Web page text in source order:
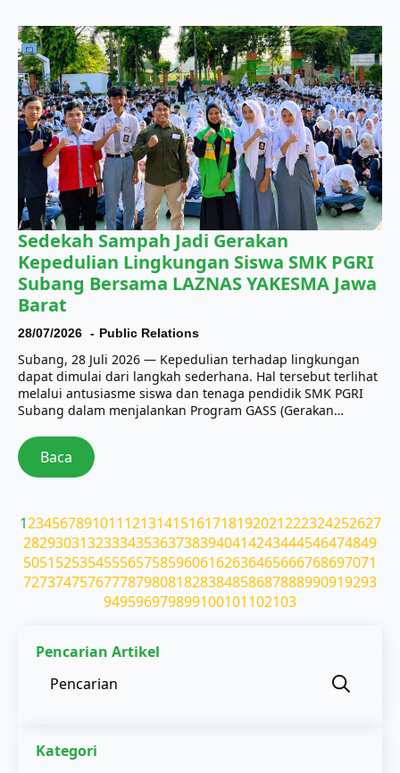
Sedekah Sampah Jadi Gerakan
Kepedulian Lingkungan Siswa SMK PGRI
Subang Bersama LAZNAS YAKESMA Jawa
Barat
28/07/2026 Public Relations
Subang, 28 Juli 2026 — Kepedulian terhadap lingkungan
dapat dimulai dari langkah sederhana. Hal tersebut terlihat
melalui antusiasme siswa dan tenaga pendidik SMK PGRI
Subang dalam menjalankan Program GASS (Gerakan…
Baca
123456789101112131415161718192021222324252627
28293031323334353637383940414243444546474849
50515253545556575859606162636465666768697071
72737475767778798081828384858687888990919293
949596979899100101102103
Pencarian Artikel
Kategori